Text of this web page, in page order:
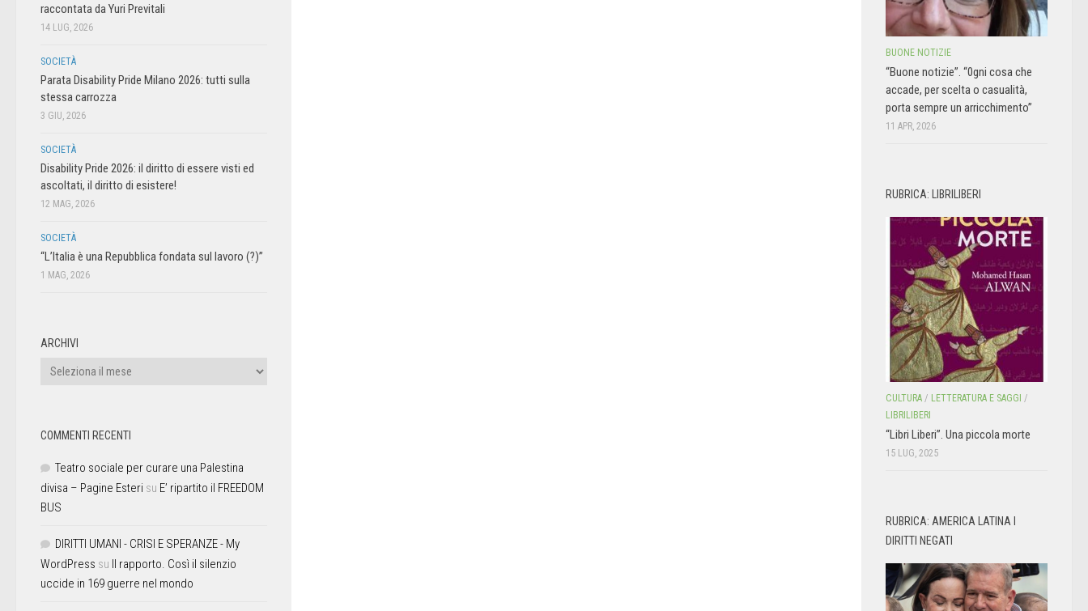
raccontata da Yuri Previtali
14 LUG, 2026
SOCIETÀ
Parata Disability Pride Milano 2026: tutti sulla
stessa carrozza
3 GIU, 2026
SOCIETÀ
Disability Pride 2026: il diritto di essere visti ed
ascoltati, il diritto di esistere!
12 MAG, 2026
SOCIETÀ
“L’Italia è una Repubblica fondata sul lavoro (?)”
1 MAG, 2026
ARCHIVI
COMMENTI RECENTI
Teatro sociale per curare una Palestina
divisa – Pagine Esteri su E’ ripartito il FREEDOM
BUS
DIRITTI UMANI - CRISI E SPERANZE - My
WordPress su Il rapporto. Così il silenzio
uccide in 169 guerre nel mondo
BUONE NOTIZIE
“Buone notizie”. “0gni cosa che
accade, per scelta o casualità,
porta sempre un arricchimento”
11 APR, 2026
RUBRICA: LIBRILIBERI
CULTURA / LETTERATURA E SAGGI /
LIBRILIBERI
“Libri Liberi”. Una piccola morte
15 LUG, 2025
RUBRICA: AMERICA LATINA I
DIRITTI NEGATI